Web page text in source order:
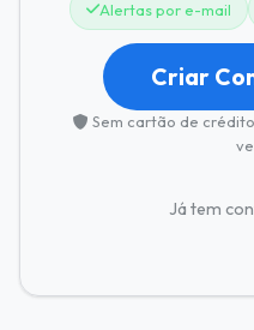
Alertas por e-mail
Criar
Sem cartão de
Já tem